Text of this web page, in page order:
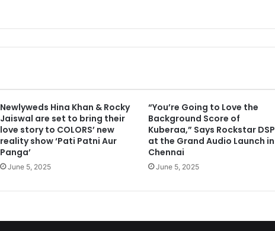
Newlyweds Hina Khan & Rocky
Jaiswal are set to bring their
love story to COLORS’ new
reality show ‘Pati Patni Aur
Panga’
June 5, 2025
“You’re Going to Love the
Background Score of
Kuberaa,” Says Rockstar DSP
at the Grand Audio Launch in
Chennai
June 5, 2025